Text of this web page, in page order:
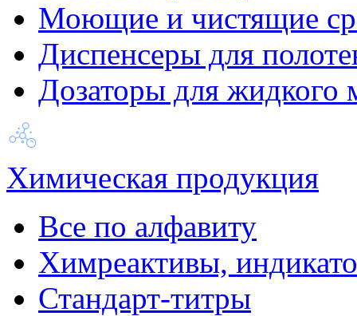
Моющие и чистящие
Диспенсеры для
Дозаторы для жидкого
Химическая продукция
Все по алфавиту
Химреактивы,
Стандарт-титры